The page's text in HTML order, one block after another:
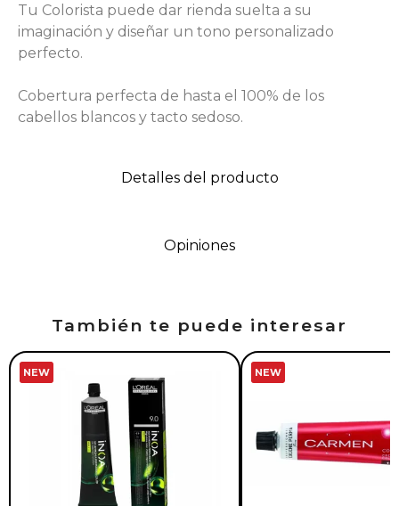
Detalles del producto
Opiniones
Tu Colorista puede dar rienda suelta a su
imaginación y diseñar un tono personalizado
perfecto.
Cobertura perfecta de hasta el 100% de los
cabellos blancos y tacto sedoso.
También te puede interesar
NEW NEW